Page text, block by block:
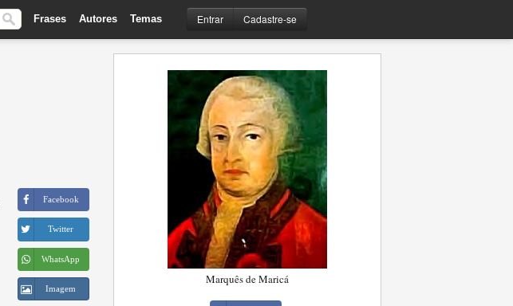
Frases Autores Temas Entrar Cadastre-se
Facebook
Twitter
WhatsApp
Imagem
Marquês de Maricá